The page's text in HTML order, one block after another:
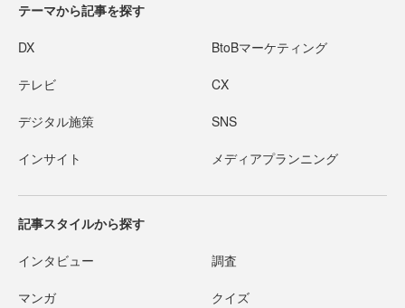
テーマから記事を探す
DX BtoBマーケティング
テレビ CX
デジタル施策 SNS
インサイト メディアプランニング
記事スタイルから探す
インタビュー 調査
マンガ クイズ